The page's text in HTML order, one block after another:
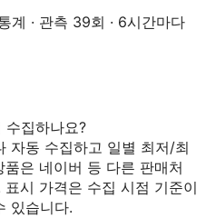
계 · 관측 39회 · 6시간마다
수집하나요?
자동 수집하고 일별 최저/최
은 네이버 등 다른 판매처
시 가격은 수집 시점 기준이
있습니다.